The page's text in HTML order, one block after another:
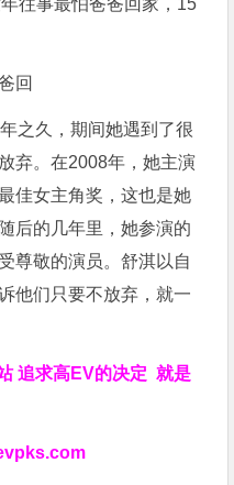
回
之久，期间她遇到了很
弃。在2008年，她主演
佳女主角奖，这也是她
后的几年里，她参演的
尊敬的演员。舒淇以自
他们只要不放弃，就一
追求高EV的决定就是